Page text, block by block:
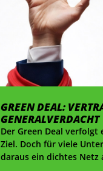
GREEN DEAL:
GENERALVERDACHT
Der Green Deal verfolgt
Ziel. Doch für viele
daraus ein dichtes Netz